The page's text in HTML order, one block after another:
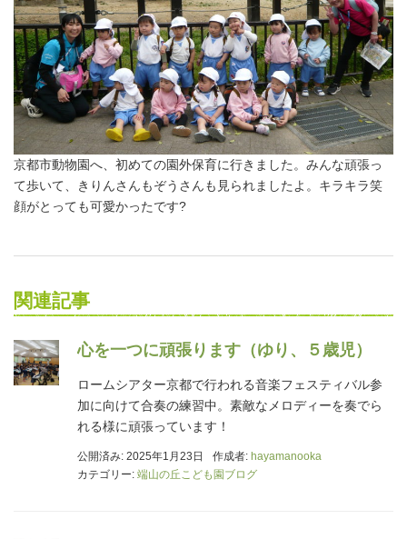
京都市動物園へ、初めての園外保育に行きました。みんな頑張っ
て歩いて、きりんさんもぞうさんも見られましたよ。キラキラ笑
顔がとっても可愛かったです?
関連記事
心を一つに頑張ります（ゆり、５歳児）
ロームシアター京都で行われる音楽フェスティバル参
加に向けて合奏の練習中。素敵なメロディーを奏でら
れる様に頑張っています！
公開済み: 2025年1月23日 作成者: hayamanooka
カテゴリー: 端山の丘こども園ブログ